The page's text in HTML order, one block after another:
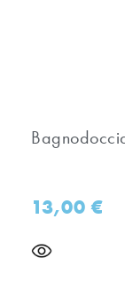
13,00€